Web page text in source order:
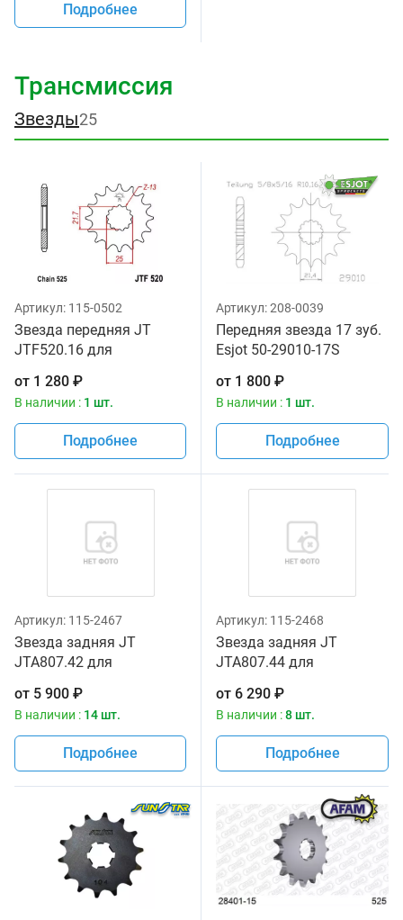
Подробнее
Трансмиссия
Звезды25
Артикул: 115-0502
Звезда передняя JT
JTF520.16 для
от 1 280 ₽
В наличии : 1 шт.
Подробнее
Артикул:208-0039
Передняя звезда 17 зуб.
Esjot 50-29010-17S
от 1 800 ₽
В наличии : 1 шт.
Подробнее
Артикул: 115-2467
Звезда задняя JT
JTA807.42 для
от 5 900 ₽
В наличии : 14 шт.
Подробнее
Артикул: 115-2468
Звезда задняя JT
JTA807.44 для
от 6 290 ₽
В наличии :8 шт.
Подробнее